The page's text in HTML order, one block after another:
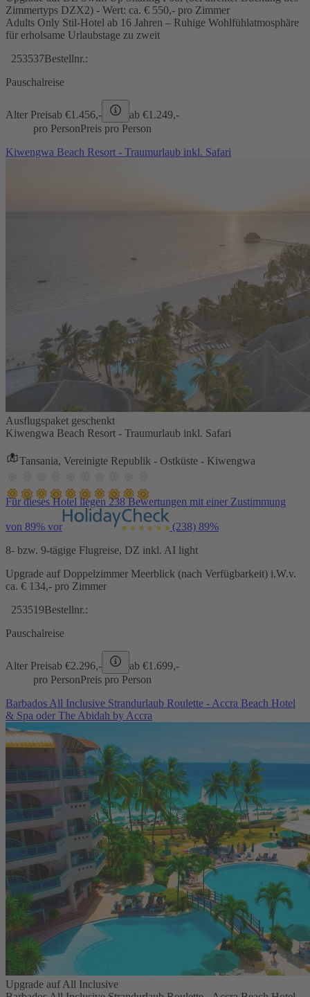
Zimmertyps DZX2) - Wert: ca. € 550,- pro Zimmer
Adults Only Stil-Hotel ab 16 Jahren – Ruhige Wohlfühlatmosphäre
für erholsame Urlaubstage zu zweit
253537Bestellnr.:
Pauschalreise
Alter Preisab €1.456,- ab €1.249,-
pro PersonPreis pro Person
Kiwengwa Beach Resort - Traumurlaub inkl. Safari
Ausflugspaket geschenkt
Kiwengwa Beach Resort - Traumurlaub inkl. Safari
Tansania, Vereinigte Republik - Ostküste - Kiwengwa
Für dieses Hotel liegen 238 Bewertungen mit einer Zustimmung
von 89% vor (238) 89%
8- bzw. 9-tägige Flugreise, DZ inkl. AI light
Upgrade auf Doppelzimmer Meerblick (nach Verfügbarkeit) i.W.v.
ca. € 134,- pro Zimmer
253519Bestellnr.:
Pauschalreise
Alter Preisab €2.296,- ab €1.699,-
pro PersonPreis pro Person
Barbados All Inclusive Strandurlaub Roulette - Accra Beach Hotel
& Spa oder The Abidah by Accra
Upgrade auf All Inclusive